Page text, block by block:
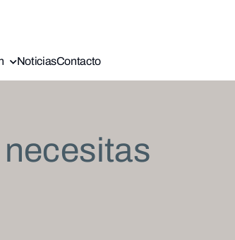
NoticiasContacto